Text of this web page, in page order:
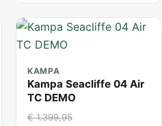
KAMPA
Kampa Seacliffe 04 Air
TC DEMO
€ 1.399,95